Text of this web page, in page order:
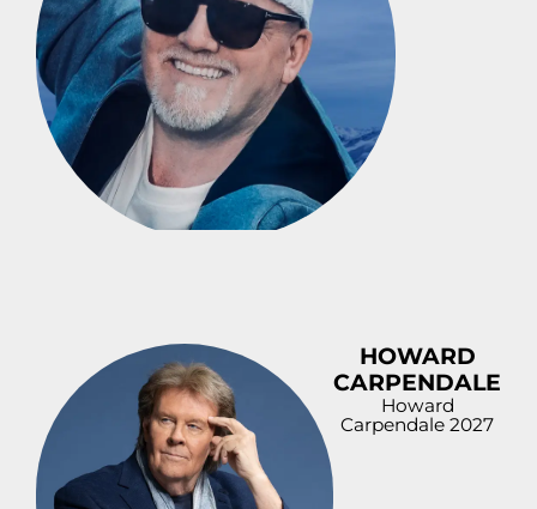
HOWARD
CARPENDALE
Howard
Carpendale 2027